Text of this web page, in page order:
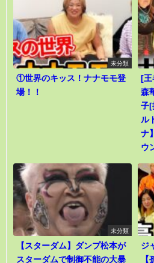
未分類
①世界のキッス！ナナモモ登
場！！
[王
森
子[
ル
ナ
ウ
未分類
【スターダム】ダンプ松本が
スターダムで制御不能の大暴
ジ